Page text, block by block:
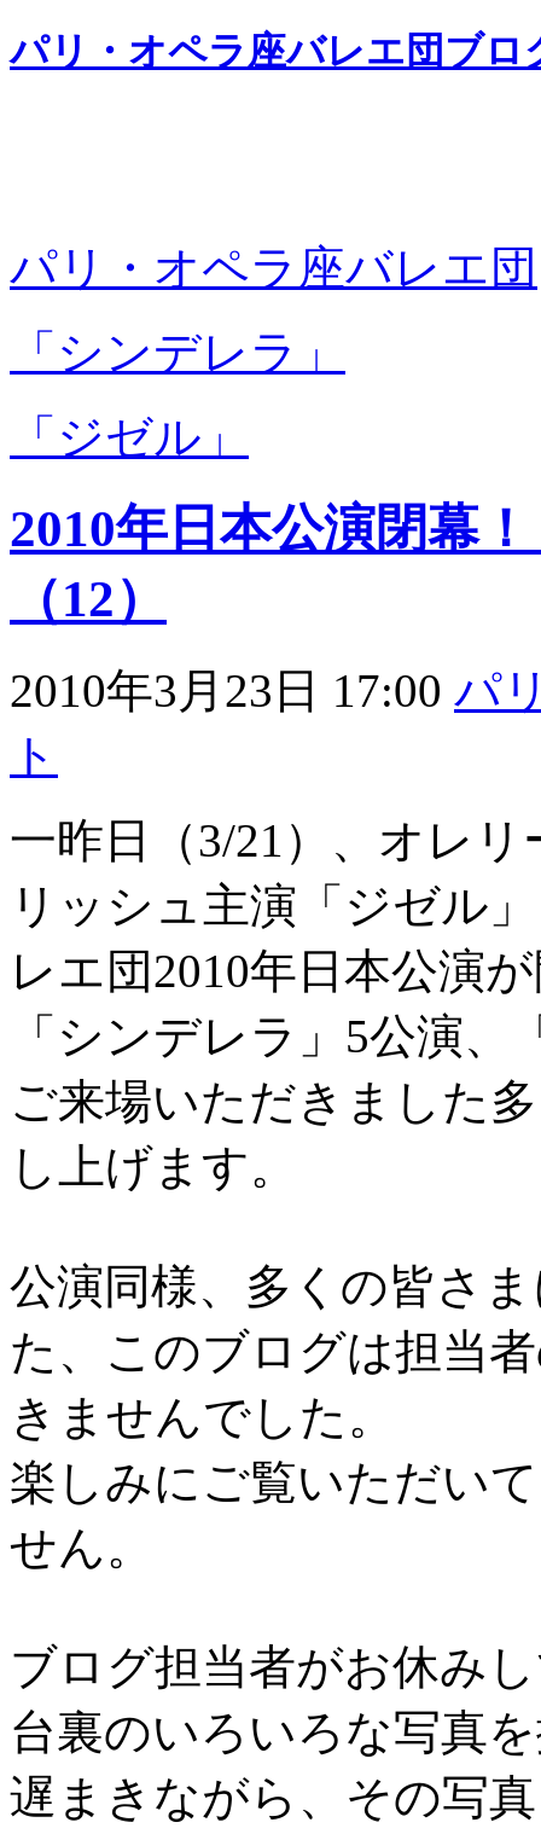
パリ・オペラ座バレエ団ブロ
パリ・オペラ座バレエ団
「シンデレラ」
「ジゼル」
2010年日本公演閉幕
（12）
2010年3月23日 17:00 パ
ト
一昨日（3/21）、オレ
リッシュ主演「ジゼル
レエ団2010年日本公演
「シンデレラ」5公演
ご来場いただきました
し上げます。
公演同様、多くの皆さ
た、このブログは担当
きませんでした。
楽しみにご覧いただい
せん。
ブログ担当者がお休み
台裏のいろいろな写真
遅まきながら、その写